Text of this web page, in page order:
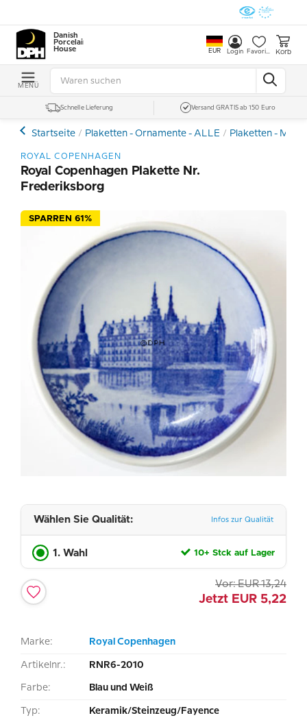
Danish
Porcelain
House
EUR Login Favoriten Korb
MENÜ
Schnelle Lieferung Versand GRATIS ab 150 Euro
Startseite Plaketten - Ornamente - ALLE Plaketten -
ROYAL COPENHAGEN
Royal Copenhagen Plakette Nr.
Frederiksborg
SPARREN 61%
Wählen Sie Qualität: Infos zur Qualität
1. Wahl 10+ Stck auf Lager
Vor: EUR 13,24
Jetzt EUR 5,22
Marke: Royal Copenhagen
Artikelnr.: RNR6-2010
Farbe: Blau und Weiß
Typ: Keramik/Steinzeug/Fayence